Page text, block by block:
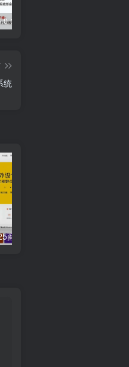
内置模块
统